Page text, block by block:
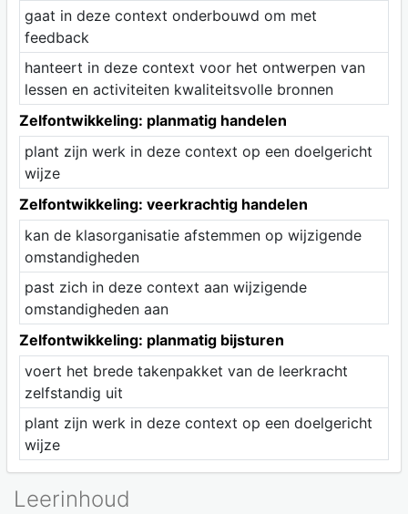
gaat in deze context onderbouwd om met
feedback
hanteert in deze context voor het ontwerpen van
lessen en activiteiten kwaliteitsvolle bronnen
Zelfontwikkeling: planmatig handelen
plant zijn werk in deze context op een doelgericht
wijze
Zelfontwikkeling: veerkrachtig handelen
kan de klasorganisatie afstemmen op wijzigende
omstandigheden
past zich in deze context aan wijzigende
omstandigheden aan
Zelfontwikkeling: planmatig bijsturen
voert het brede takenpakket van de leerkracht
zelfstandig uit
plant zijn werk in deze context op een doelgericht
wijze
Leerinhoud